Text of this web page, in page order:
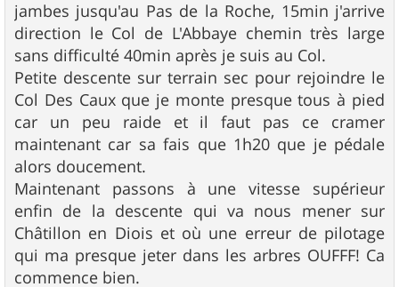
jambes jusqu'au Pas de la Roche, 15min j'arrive
direction le Col de L'Abbaye chemin très large
sans difficulté 40min après je suis au Col.
Petite descente sur terrain sec pour rejoindre le
Col Des Caux que je monte presque tous à pied
car un peu raide et il faut pas ce cramer
maintenant car sa fais que 1h20 que je pédale
alors doucement.
Maintenant passons à une vitesse supérieur
enfin de la descente qui va nous mener sur
Châtillon en Diois et où une erreur de pilotage
qui ma presque jeter dans les arbres OUFFF! Ca
commence bien.